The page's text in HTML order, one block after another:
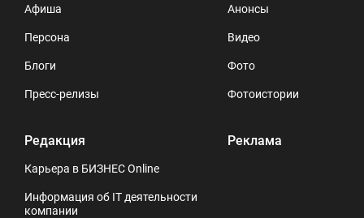
Афиша
Персона
Блоги
Пресс-релизы
Редакция
Карьера в БИЗНЕС Online
Информация об IT деятельности
компании
Анонсы
Видео
Фото
Фотоистории
Реклама